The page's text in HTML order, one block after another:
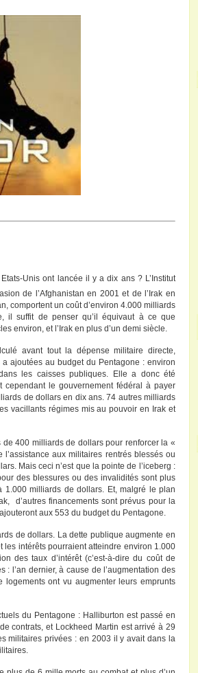
Unis ont lancée il y a dix ans ? L’Institut
de l’Afghanistan en 2001 et de l’Irak en
comportent un coût d’environ 4.000 milliards
il suffit de penser qu’il équivaut à ce que
environ, et l’Irak en plus d’un demi siècle.
avant tout la dépense militaire directe,
ajoutées au budget du Pentagone : environ
les caisses publiques. Elle a donc été
cependant le gouvernement fédéral à payer
de dollars en dix ans. 74 autres milliards
vacillants régimes mis au pouvoir en Irak et
400 milliards de dollars pour renforcer la «
aux militaires rentrés blessés ou
Mais ceci n’est que la pointe de l’iceberg :
des blessures ou des invalidités sont plus
milliards de dollars. Et, malgré le plan
d’autres financements sont prévus pour la
aux 553 du budget du Pentagone.
de dollars. La dette publique augmente en
les intérêts pourraient atteindre environ 1.000
des taux d’intérêt (c’est-à-dire du coût de
: l’an dernier, à cause de l’augmentation des
logements ont vu augmenter leurs emprunts
du Pentagone : Halliburton est passé en
contrats, et Lockheed Martin est arrivé à 29
militaires privées : en 2003 il y avait dans la